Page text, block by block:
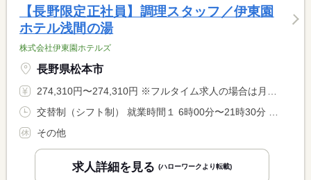
【長野限定正社員】調理スタッフ／伊東園
ホテル浅間の湯
株式会社伊東園ホテルズ
長野県松本市
274,310円〜274,310円 ※フルタイム求人の場合は月額（換算額）、パート求人の場合は時間額を表示しています。
その他
求人詳細を見る (ハローワークより転載)